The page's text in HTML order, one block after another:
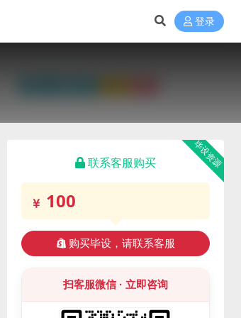
登录
毕设资源
联系客服购买
100
购买毕设，请联系客服
扫客服微信 · 立即咨询